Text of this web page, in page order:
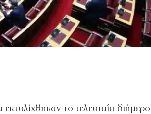
το τελευταίο διήμερο